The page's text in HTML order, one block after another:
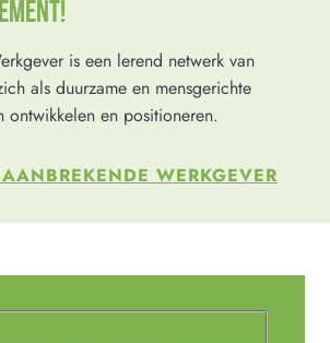
is een lerend netwerk van
als duurzame en mensgerichte
ontwikkelen en positioneren.
WERKGEVER